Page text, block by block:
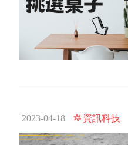
2023-04-18 資訊科技